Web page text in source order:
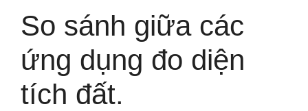
So sánh giữa các
ứng dụng đo diện
tích đất.